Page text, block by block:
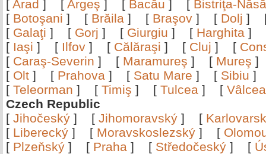
[ Arad ] [ Argeş ] [ Bacău ] [ Bistriţa-
[ Botoşani ] [ Brăila ] [ Braşov ] [ Dolj ]
[ Galaţi ] [ Gorj ] [ Giurgiu ] [ Harghita ]
[ Iaşi ] [ Ilfov ] [ Călăraşi ] [ Cluj ] [
[ Caraş-Severin ] [ Maramureş ] [ Mureş
[ Olt ] [ Prahova ] [ Satu Mare ] [ Sibiu
[ Teleorman ] [ Timiş ] [ Tulcea ] [
Czech Republic
[ Jihočeský ] [ Jihomoravský ] [
[ Liberecký ] [ Moravskoslezský ] [
[ Plzeňský ] [ Praha ] [ Středočeský ] [